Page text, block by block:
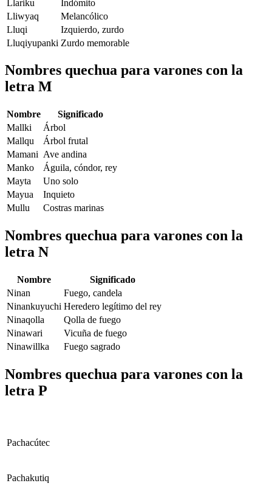
Llariku
Indómito
Lliwyaq
Melancólico
Lluqi
Izquierdo, zurdo
Lluqiyupanki Zurdo memorable
Nombres quechua para varones con la
letra M
Nombre
Significado
Mallki
Árbol
Mallqu
Árbol frutal
Mamani Ave andina
Manko
Águila, cóndor, rey
Mayta
Uno solo
Mayua
Inquieto
Mullu
Costras marinas
Nombres quechua para varones con la
letra N
Nombre
Significado
Ninan
Fuego, candela
Ninankuyuchi Heredero legítimo del rey
Ninaqolla
Qolla de fuego
Ninawari
Vicuña de fuego
Ninawillka
Fuego sagrado
Nombres quechua para varones con la
letra P
Pachacútec
Pachakutiq